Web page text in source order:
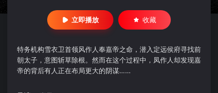
立即播放 收藏
特务机构雪衣卫首领风作人奉嘉帝之命，潜入定远侯府寻找前
朝太子，意图斩草除根。然而在这个过程中，凤作人却发现嘉
帝的背后有人正在布局更大的阴谋……